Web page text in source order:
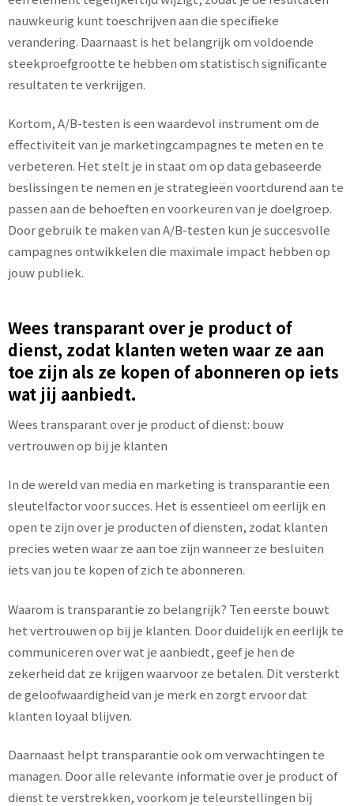
nauwkeurig kunt toeschrijven aan die specifieke
verandering. Daarnaast is het belangrijk om voldoende
steekproefgrootte te hebben om statistisch significante
resultaten te verkrijgen.
Kortom, A/B-testen is een waardevol instrument om de
effectiviteit van je marketingcampagnes te meten en te
verbeteren. Het stelt je in staat om op data gebaseerde
beslissingen te nemen en je strategieën voortdurend aan te
passen aan de behoeften en voorkeuren van je doelgroep.
Door gebruik te maken van A/B-testen kun je succesvolle
campagnes ontwikkelen die maximale impact hebben op
jouw publiek.
Wees transparant over je product of
dienst, zodat klanten weten waar ze aan
toe zijn als ze kopen of abonneren op iets
wat jij aanbiedt.
Wees transparant over je product of dienst: bouw
vertrouwen op bij je klanten
In de wereld van media en marketing is transparantie een
sleutelfactor voor succes. Het is essentieel om eerlijk en
open te zijn over je producten of diensten, zodat klanten
precies weten waar ze aan toe zijn wanneer ze besluiten
iets van jou te kopen of zich te abonneren.
Waarom is transparantie zo belangrijk? Ten eerste bouwt
het vertrouwen op bij je klanten. Door duidelijk en eerlijk te
communiceren over wat je aanbiedt, geef je hen de
zekerheid dat ze krijgen waarvoor ze betalen. Dit versterkt
de geloofwaardigheid van je merk en zorgt ervoor dat
klanten loyaal blijven.
Daarnaast helpt transparantie ook om verwachtingen te
managen. Door alle relevante informatie over je product of
dienst te verstrekken, voorkom je teleurstellingen bij